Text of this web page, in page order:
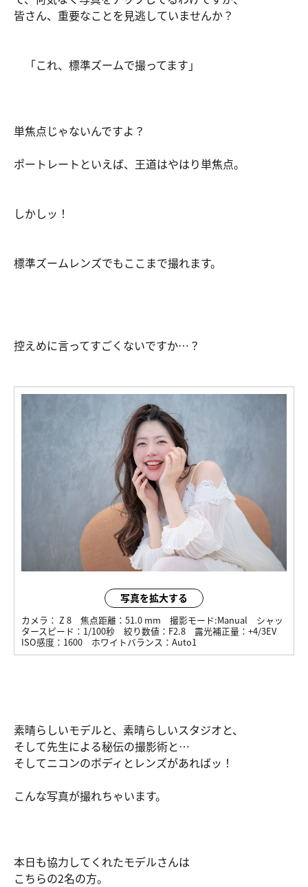
皆さん、重要なことを見逃していませんか？
「これ、標準ズームで撮ってます」
単焦点じゃないんですよ？
ポートレートといえば、王道はやはり単焦点。
しかしッ！
標準ズームレンズでもここまで撮れます。
控えめに言ってすごくないですか…？
写真を拡大する
カメラ： Z 8 焦点距離： 51.0 mm 撮影モード:Manual
シャッ
タースピード： 1/100秒 絞り数値： F2.8 露光補正量： +4/3EV
ISO感度： 1600 ホワイトバランス： Auto1
素晴らしいモデルと、素晴らしいスタジオと、
そして先生による秘伝の撮影術と…
そしてニコンのボディとレンズがあればッ！
こんな写真が撮れちゃいます。
本日も協力してくれたモデルさんは
こちらの2名の方。